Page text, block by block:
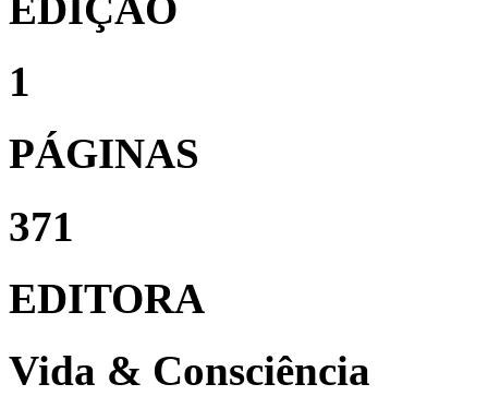
1
PÁGINAS
371
EDITORA
Vida & Consciência